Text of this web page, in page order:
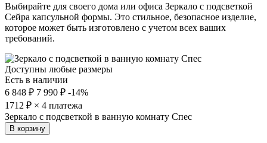
Выбирайте для своего дома или офиса Зеркало с подсветкой
Сейра капсульной формы. Это стильное, безопасное изделие,
которое может быть изготовлено с учетом всех ваших
требований.
Доступны любые размеры
Есть в наличии
6 848 ₽ 7 990 ₽ -14%
1712 ₽ × 4 платежа
Зеркало с подсветкой в ванную комнату Спес
В корзину